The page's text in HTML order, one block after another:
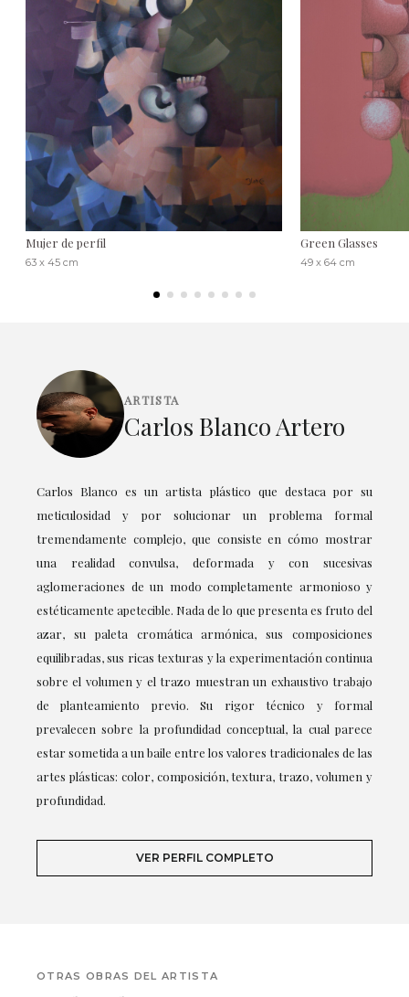
Mujer de perfil
63 x 45 cm
Green Glasses
49 x 64 cm
ARTISTA
Carlos Blanco Artero
Carlos Blanco es un artista plástico que destaca por su
meticulosidad y por solucionar un problema formal
tremendamente complejo, que consiste en cómo mostrar
una realidad convulsa, deformada y con sucesivas
aglomeraciones de un modo completamente armonioso y
estéticamente apetecible. Nada de lo que presenta es fruto del
azar, su paleta cromática armónica, sus composiciones
equilibradas, sus ricas texturas y la experimentación continua
sobre el volumen y el trazo muestran un exhaustivo trabajo
de planteamiento previo. Su rigor técnico y formal
prevalecen sobre la profundidad conceptual, la cual parece
estar sometida a un baile entre los valores tradicionales de las
artes plásticas: color, composición, textura, trazo, volumen y
profundidad.
VER PERFIL COMPLETO
OTRAS OBRAS DEL ARTISTA